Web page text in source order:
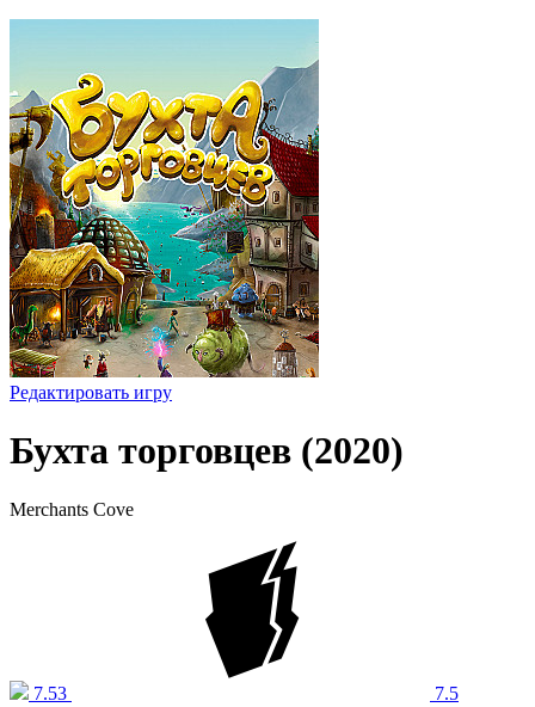
Редактировать игру
Бухта торговцев (2020)
Merchants Cove
7.53 7.5